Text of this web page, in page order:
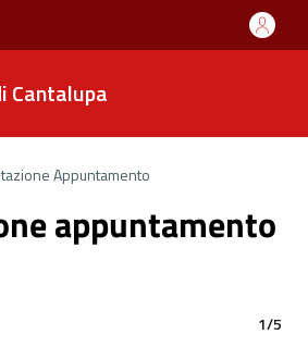
Cantalupa
Appuntamento
appuntamento
1/5